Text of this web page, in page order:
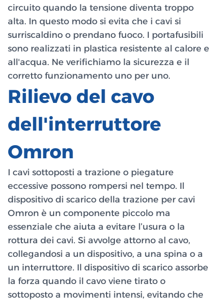
circuito quando la tensione diventa troppo
alta. In questo modo si evita che i cavi si
surriscaldino o prendano fuoco. I portafusibili
sono realizzati in plastica resistente al calore e
all'acqua. Ne verifichiamo la sicurezza e il
corretto funzionamento uno per uno.
Rilievo del cavo
dell'interruttore
Omron
I cavi sottoposti a trazione o piegature
eccessive possono rompersi nel tempo. Il
dispositivo di scarico della trazione per cavi
Omron è un componente piccolo ma
essenziale che aiuta a evitare l’usura o la
rottura dei cavi. Si avvolge attorno al cavo,
collegandosi a un dispositivo, a una spina o a
un interruttore. Il dispositivo di scarico assorbe
la forza quando il cavo viene tirato o
sottoposto a movimenti intensi, evitando che